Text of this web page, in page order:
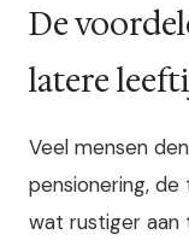
De
latere
Veel mensen
pensionering, de
wat rustiger aan